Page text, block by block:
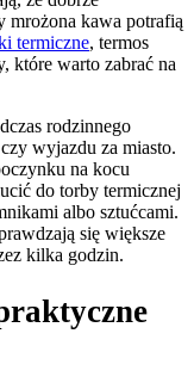
mrożona kawa potrafią
termiczne, termos
które warto zabrać na
rodzinnego
wyjazdu za miasto.
na kocu
do torby termicznej
albo sztućcami.
się większe
kilka godzin.